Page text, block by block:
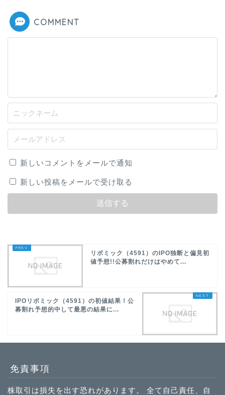
COMMENT
新しいコメントをメールで通知
新しい投稿をメールで受け取る
リボミック（4591）のIPO独断と偏見初
値予想!!公募割れだけはやめて...
IPOリボミック（4591）の初値結果！公
募割れ予想的中して最悪の結果に...
免責事項
株取引は損失を出す恐れがあります。 全て自己責任、自